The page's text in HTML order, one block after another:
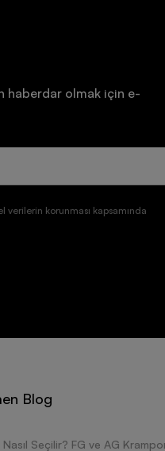
haberdar olmak için e-
verilerin korunması kapsamında
Blog